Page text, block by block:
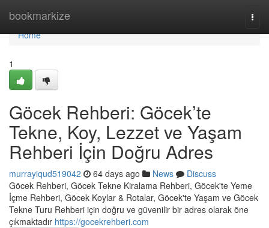
bookmarkize
Home
Home
1
Göcek Rehberi: Göcek’te
Tekne, Koy, Lezzet ve Yaşam
Rehberi İçin Doğru Adres
murrayiqud519042 64 days ago News
Discuss
Göcek Rehberi, Göcek Tekne Kiralama Rehberi, Göcek'te Yeme
İçme Rehberi, Göcek Koylar & Rotalar, Göcek'te Yaşam ve Göcek
Tekne Turu Rehberi için doğru ve güvenilir bir adres olarak öne
çıkmaktadır https://gocekrehberi.com